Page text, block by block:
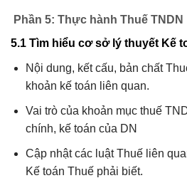
Phần 5: Thực hành Thuế TNDN
5.1 Tìm hiểu cơ sở lý thuyết Kế
Nội dung, kết cấu, bản chất
khoản kế toán liên quan.
Vai trò của khoản mục thuế
chính, kế toán của DN
Cập nhật các luật Thuế liên
Kế toán Thuế phải biết.